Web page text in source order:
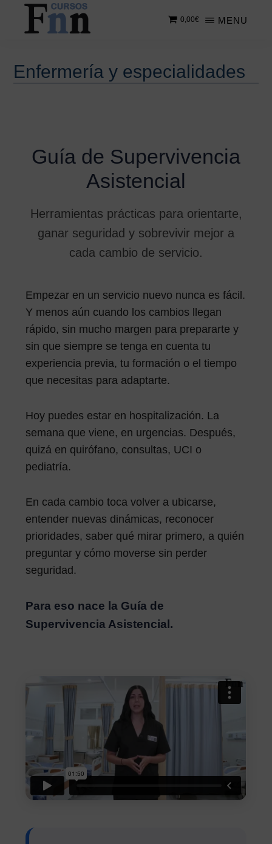
Saltar
contenido
Saltar
lateral
principal
cursos
MENU
0,00€
Enfermería y especialidades
Guía de Supervivencia
Asistencial
Herramientas prácticas para orientarte,
ganar seguridad y sobrevivir mejor a
cada cambio de servicio.
Empezar en un servicio nuevo nunca es fácil.
Y menos aún cuando los cambios llegan
rápido, sin mucho margen para prepararte y
sin que siempre se tenga en cuenta tu
experiencia previa, tu formación o el tiempo
que necesitas para adaptarte.
Hoy puedes estar en hospitalización. La
semana que viene, en urgencias. Después,
quizá en quirófano, consultas, UCI o
pediatría.
En cada cambio toca volver a ubicarse,
entender nuevas dinámicas, reconocer
prioridades, saber qué mirar primero, a quién
preguntar y cómo moverse sin perder
seguridad.
Para eso nace la Guía de
Supervivencia Asistencial.